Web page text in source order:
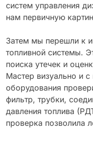
систем управления
нам первичную
Затем мы перешли к
топливной системы.
поиска утечек и
Мастер визуально и
оборудования
фильтр, трубки,
давления топлива
проверка позволила